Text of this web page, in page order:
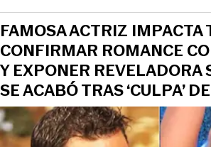
FAMOSA ACTRIZ IMPACTA
CONFIRMAR ROMANCE
Y EXPONER REVELADORA
SE ACABÓ TRAS ‘CULPA’